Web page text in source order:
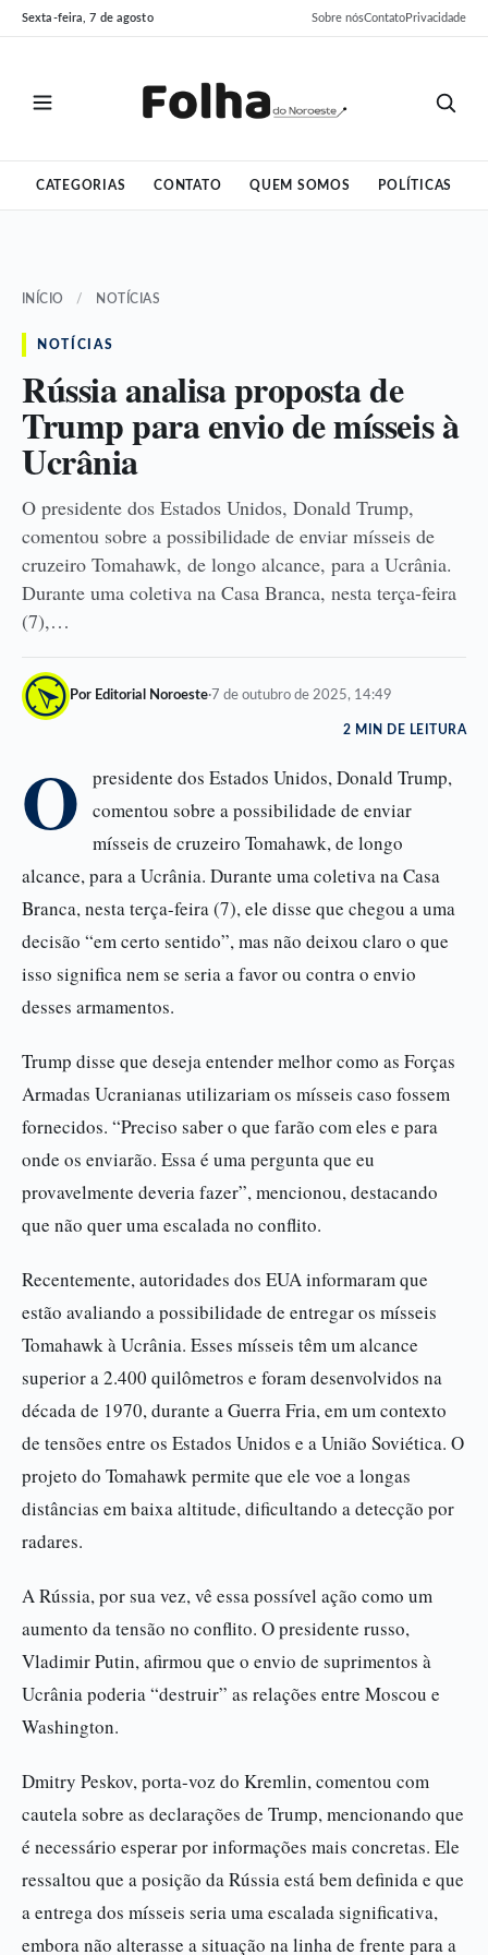
Pular
para
Pular
para
Sexta-feira, 7 de agosto Sobre nósContatoPrivacidade
CATEGORIAS CONTATO QUEM SOMOS POLÍTICAS
INÍCIO / NOTÍCIAS
NOTÍCIAS
Rússia analisa proposta de
Trump para envio de mísseis à
Ucrânia
O presidente dos Estados Unidos, Donald Trump,
comentou sobre a possibilidade de enviar mísseis de
cruzeiro Tomahawk, de longo alcance, para a Ucrânia.
Durante uma coletiva na Casa Branca, nesta terça-feira
(7),…
Por Editorial Noroeste·7 de outubro de 2025, 14:49
2 MIN DE LEITURA
O
presidente dos Estados Unidos, Donald Trump,
comentou sobre a possibilidade de enviar
mísseis de cruzeiro Tomahawk, de longo
alcance, para a Ucrânia. Durante uma coletiva na Casa
Branca, nesta terça-feira (7), ele disse que chegou a uma
decisão “em certo sentido”, mas não deixou claro o que
isso significa nem se seria a favor ou contra o envio
desses armamentos.
Trump disse que deseja entender melhor como as Forças
Armadas Ucranianas utilizariam os mísseis caso fossem
fornecidos. “Preciso saber o que farão com eles e para
onde os enviarão. Essa é uma pergunta que eu
provavelmente deveria fazer”, mencionou, destacando
que não quer uma escalada no conflito.
Recentemente, autoridades dos EUA informaram que
estão avaliando a possibilidade de entregar os mísseis
Tomahawk à Ucrânia. Esses mísseis têm um alcance
superior a 2.400 quilômetros e foram desenvolvidos na
década de 1970, durante a Guerra Fria, em um contexto
de tensões entre os Estados Unidos e a União Soviética. O
projeto do Tomahawk permite que ele voe a longas
distâncias em baixa altitude, dificultando a detecção por
radares.
A Rússia, por sua vez, vê essa possível ação como um
aumento da tensão no conflito. O presidente russo,
Vladimir Putin, afirmou que o envio de suprimentos à
Ucrânia poderia “destruir” as relações entre Moscou e
Washington.
Dmitry Peskov, porta-voz do Kremlin, comentou com
cautela sobre as declarações de Trump, mencionando que
é necessário esperar por informações mais concretas. Ele
ressaltou que a posição da Rússia está bem definida e que
a entrega dos mísseis seria uma escalada significativa,
embora não alterasse a situação na linha de frente para a